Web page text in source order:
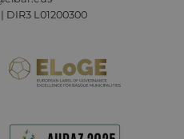
DIR3 L01200300